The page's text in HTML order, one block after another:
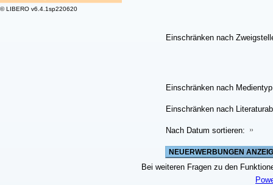
© LIBERO v6.4.1sp220620
Einschränken nach
Einschränken nach
Einschränken nach
Nach Datum sortieren:
Bei weiteren Fragen zu den